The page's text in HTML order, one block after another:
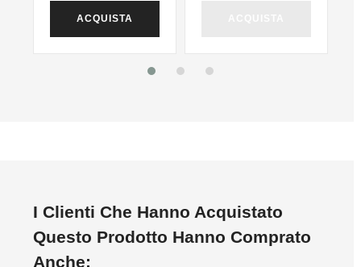
ACQUISTA
I Clienti Che Hanno Acquistato
Questo Prodotto Hanno Comprato
Anche: